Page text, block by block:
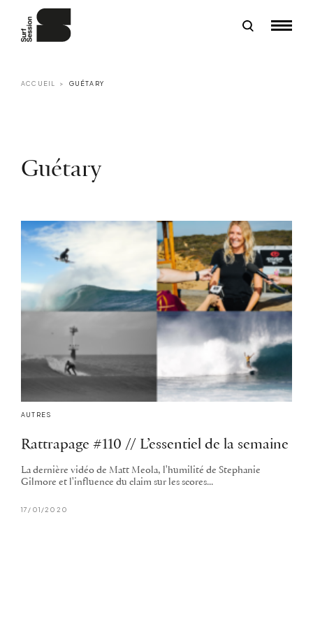
ACCUEIL GUÉTARY
Guétary
AUTRES
Rattrapage #110 // L’essentiel de la semaine
La dernière vidéo de Matt Meola, l'humilité de Stephanie
Gilmore et l'influence du claim sur les scores...
17/01/2020